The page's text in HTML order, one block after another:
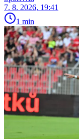
7. 8. 2026, 19:41
1 min